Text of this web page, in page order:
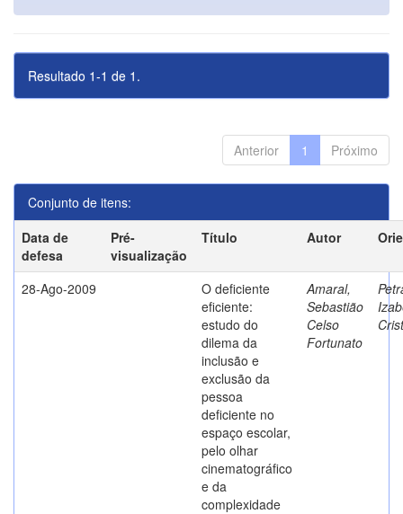
Resultado 1-1 de 1.
Anterior 1 Próximo
Conjunto de itens:
Data de
defesa
Pré-
visualização
Título Autor
28-Ago-2009
O deficiente
eficiente:
estudo do
dilema da
inclusão e
exclusão da
pessoa
deficiente no
espaço escolar,
pelo olhar
cinematográfico
e da
complexidade
Amaral,
Sebastião
Celso
Fortunato